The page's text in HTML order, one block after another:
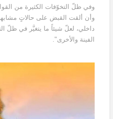
وفي ظلّ التخوّفات الكثيرة من
وأن ألقت القبض على حالاتٍ
داخلي، لعلّ شيئاً ما يتغيَّر في ظلّ
الفينة والأخرى".